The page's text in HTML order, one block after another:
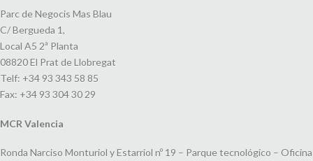
Parc de Negocis Mas Blau
C/ Bergueda 1,
Local A5 2ª Planta
08820 El Prat de Llobregat
Telf: +34 93 343 58 85
Fax: +34 93 304 30 29
MCR Valencia
Ronda Narciso Monturiol y Estarriol nº 19 – Parque tecnológico – Oficina